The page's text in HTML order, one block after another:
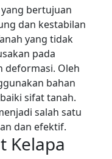
bertujuan
dan kestabilan
yang tidak
pada
deformasi. Oleh
bahan
sifat tanah.
salah satu
dan efektif.
Kelapa